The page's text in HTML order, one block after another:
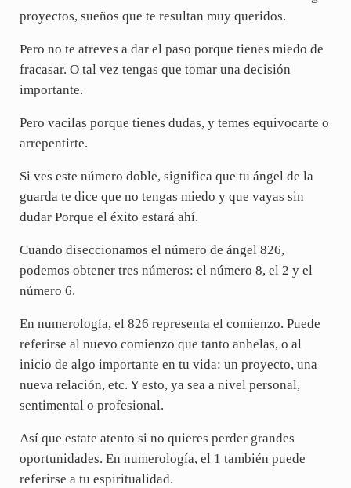
proyectos, sueños que te resultan muy queridos.
Pero no te atreves a dar el paso porque tienes miedo de
fracasar. O tal vez tengas que tomar una decisión
importante.
Pero vacilas porque tienes dudas, y temes equivocarte o
arrepentirte.
Si ves este número doble, significa que tu ángel de la
guarda te dice que no tengas miedo y que vayas sin
dudar Porque el éxito estará ahí.
Cuando diseccionamos el número de ángel 826,
podemos obtener tres números: el número 8, el 2 y el
número 6.
En numerología, el 826 representa el comienzo. Puede
referirse al nuevo comienzo que tanto anhelas, o al
inicio de algo importante en tu vida: un proyecto, una
nueva relación, etc. Y esto, ya sea a nivel personal,
sentimental o profesional.
Así que estate atento si no quieres perder grandes
oportunidades. En numerología, el 1 también puede
referirse a tu espiritualidad.